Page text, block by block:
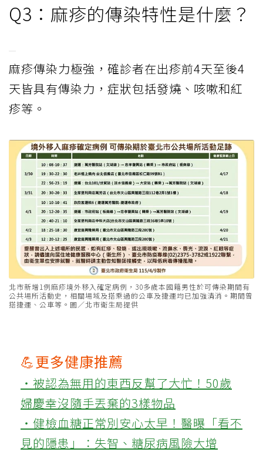
Q3：麻疹的傳染特性是什麼？
麻疹傳染力極強，確診者在出疹前4天至後4
天皆具有傳染力，症狀包括發燒、咳嗽和紅
疹等。
北市新增1例麻疹境外移入確定病例，30多歲本國籍男性於可傳染期間有
公共場所活動史，相關場域及搭乘過的公車及捷運均已加強清消。期間曾
搭捷運、公車等。圖／北市衛生局提供
💪更多健康推薦
‧被認為無用的東西反幫了大忙！50歲
婦慶幸沒隨手丟棄的3樣物品
‧健檢血糖正常別安心太早！醫曝「看不
見的隱患」：失智、糖尿病風險大增